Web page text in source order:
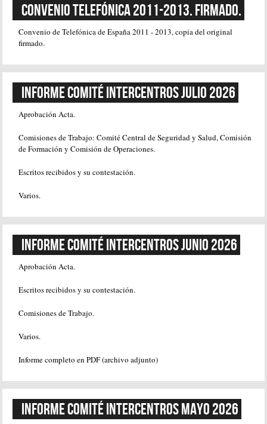
Convenio Telefónica 2011-2013. Firmado.
Convenio de Telefónica de España 2011 - 2013, copia del original
firmado.
Informe Comité Intercentros Julio 2026
Aprobación Acta.
Comisiones de Trabajo: Comité Central de Seguridad y Salud, Comisión
de Formación y Comisión de Operaciones.
Escritos recibidos y su contestación.
Varios.
Informe Comité Intercentros Junio 2026
Aprobación Acta.
Escritos recibidos y su contestación.
Comisiones de Trabajo.
Varios.
Informe completo en PDF (archivo adjunto)
Informe Comité Intercentros Mayo 2026